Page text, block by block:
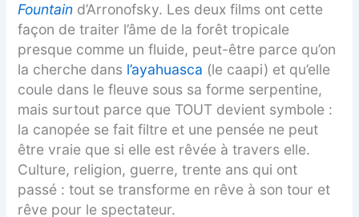
Fountain d’Arronofsky. Les deux films ont cette
façon de traiter l’âme de la forêt tropicale
presque comme un fluide, peut-être parce qu’on
la cherche dans l’ayahuasca (le caapi) et qu’elle
coule dans le fleuve sous sa forme serpentine,
mais surtout parce que TOUT devient symbole :
la canopée se fait filtre et une pensée ne peut
être vraie que si elle est rêvée à travers elle.
Culture, religion, guerre, trente ans qui ont
passé : tout se transforme en rêve à son tour et
rêve pour le spectateur.